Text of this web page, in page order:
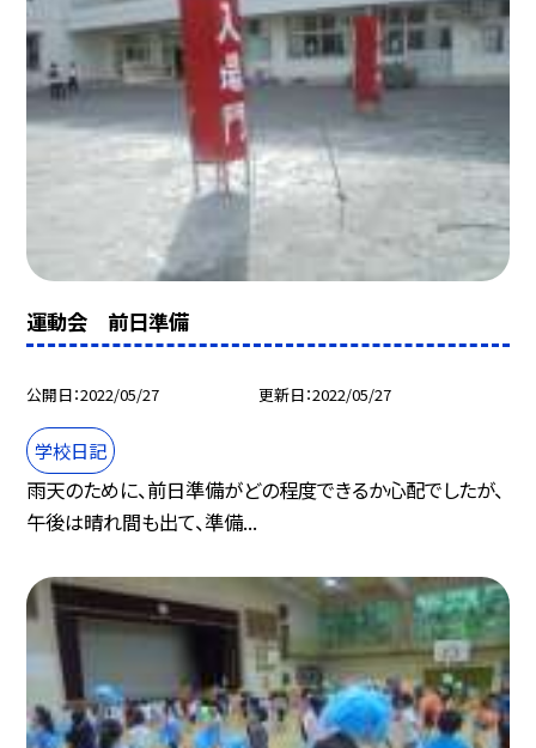
運動会 前日準備
公開日 2022/05/27 更新日 2022/05/27
学校日記
雨天のために、前日準備がどの程度できるか心配でしたが、
午後は晴れ間も出て、準備...